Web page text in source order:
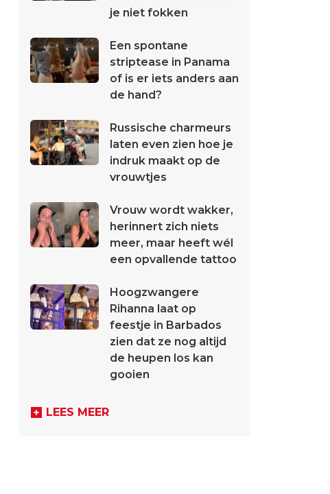
je niet fokken
Een spontane
striptease in Panama
of is er iets anders aan
de hand?
Russische charmeurs
laten even zien hoe je
indruk maakt op de
vrouwtjes
Vrouw wordt wakker,
herinnert zich niets
meer, maar heeft wél
een opvallende tattoo
Hoogzwangere
Rihanna laat op
feestje in Barbados
zien dat ze nog altijd
de heupen los kan
gooien
LEES MEER